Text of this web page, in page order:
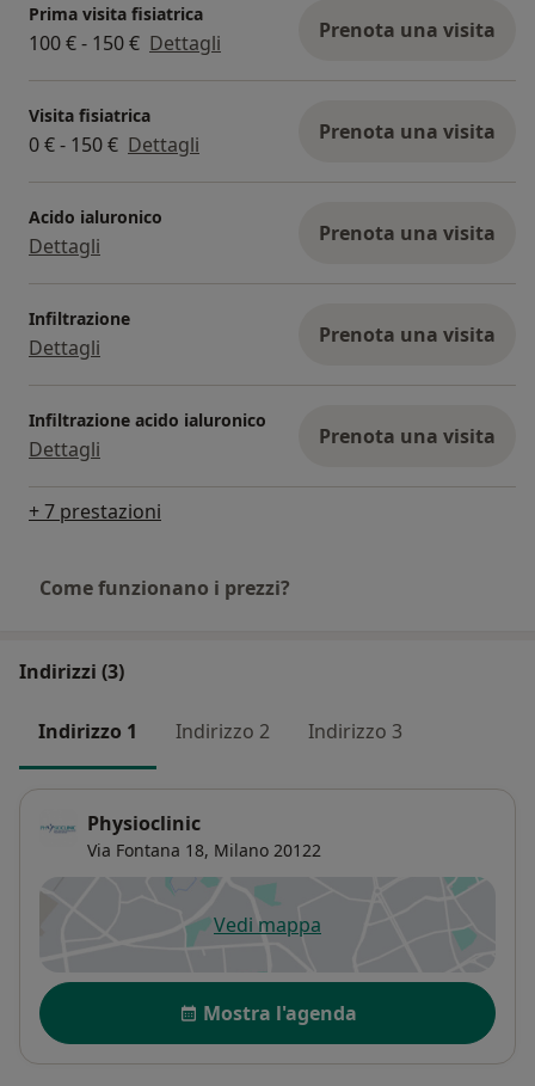
Prima visita fisiatrica
100 € - 150 € Dettagli Prenota una visita
Visita fisiatrica
0 € - 150 € Dettagli Prenota una visita
Acido ialuronico
Dettagli Prenota una visita
Infiltrazione
Dettagli Prenota una visita
Infiltrazione acido ialuronico
Dettagli Prenota una visita
+ 7 prestazioni
Come funzionano i prezzi?
Indirizzi (3)
Indirizzo 1 Indirizzo 2 Indirizzo 3
Physioclinic
Via Fontana 18, Milano 20122
Vedi mappasi apre in una nuova scheda
Disponibilità
Mostra l'agenda